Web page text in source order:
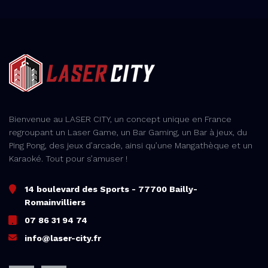
Bienvenue au LASER CITY, un concept unique en France
regroupant un Laser Game, un Bar Gaming, un Bar à jeux, du
Ping Pong, des jeux d’arcade, ainsi qu’une Mangathèque et un
Karaoké. Tout pour s’amuser !
14 boulevard des Sports - 77700 Bailly-
Romainvilliers
07 86 31 94 74
info@laser-city.fr